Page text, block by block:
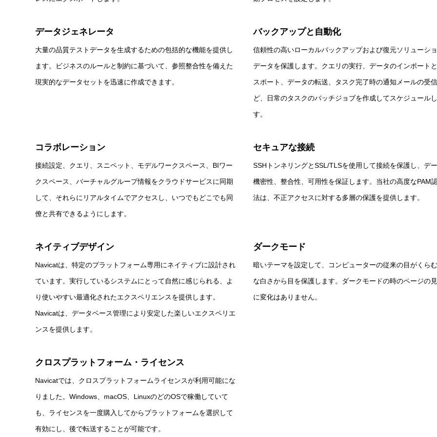
データジェネレータ
大量の品質テストデータを生成するための包括的な機能を提供し
ます。ビジネスのルールと制約に基づいて、参照整合性を備えた
現実的なデータセットを迅速に作成できます。
バックアップと自動化
信頼性の高いローカルバックアップおよび復元ソリューシ
データを保護します。クエリの実行、データのインポート
スポート、データの転送、タスク完了時の通知メールの受
ど、日常のタスクのバッチジョブを作成してスケジュール
す。
コラボレーション
接続設定、クエリ、スニペット、モデルワークスペース、BIワー
クスペース、バーチャルグループ情報をクラウドサービスに同期
して、それらにリアルタイムでアクセスし、いつでもどこでも同
僚と共有できるようにします。
セキュアな接続
SSHトンネリングとSSL/TLSを使用して接続を保護し、デ
機密性、整合性、可用性を保証します。当社の高度なPAM
法は、不正アクセスに対する多層の保護を提供します。
ネイティブデザイン
Navicatは、特定のプラットフォーム専用にネイティブに設計され
ています。実行しているシステムにとって自然に感じられる、よ
り使いやすい最適化されたエクスペリエンスを提供します。
Navicatは、データベース管理により安定した楽しいエクスペリエ
ンスを提供します。
ダークモード
暗いテーマを設定して、コンピューターの従来の目がくら
な白さから目を保護します。ダークモードの時のページの
に変化はありません。
クロスプラットフォーム・ライセンス
Navicatでは、クロスプラットフォームライセンスが利用可能にな
りました。Windows、macOS、LinuxのどのOSで稼働していて
も、ライセンスを一度購入してからプラットフォームを選択して
有効にし、後で転送することが可能です。